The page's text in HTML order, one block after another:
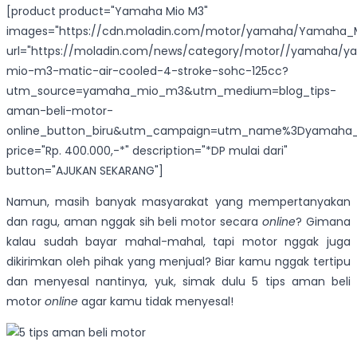
[product product="Yamaha Mio M3"
images="https://cdn.moladin.com/motor/yamaha/
url="https://moladin.com/news/category/motor//yamaha/
mio-m3-matic-air-cooled-4-stroke-sohc-125cc?
utm_source=yamaha_mio_m3&utm_medium=blog_tips-
aman-beli-motor-
price="Rp. 400.000,-*" description="*DP mulai dari"
button="AJUKAN SEKARANG"]
Namun, masih banyak masyarakat yang mempertanyakan
dan ragu, aman nggak sih beli motor secaraonline? Gimana
kalau sudah bayar mahal-mahal, tapi motor nggak juga
dikirimkan oleh pihak yang menjual? Biar kamu nggak tertipu
dan menyesal nantinya, yuk, simak dulu 5 tips aman beli
motor online agar kamu tidak menyesal!